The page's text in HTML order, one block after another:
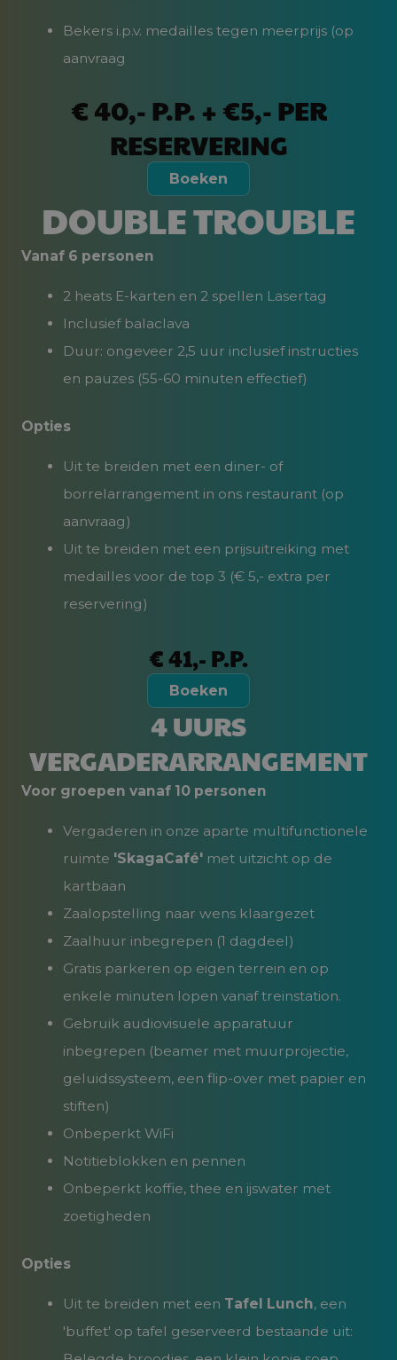
Bekers i.p.v. medailles tegen meerprijs (op
aanvraag
€ 40,- P.P. + €5,- PER
RESERVERING
Boeken
DOUBLE TROUBLE
Vanaf 6 personen
2 heats E-karten en 2 spellen Lasertag
Inclusief balaclava
Duur: ongeveer 2,5 uur inclusief instructies
en pauzes (55-60 minuten effectief)
Opties
Uit te breiden met een diner- of
borrelarrangement in ons restaurant (op
aanvraag)
Uit te breiden met een prijsuitreiking met
medailles voor de top 3 (€ 5,- extra per
reservering)
€ 41,- P.P.
Boeken
4 UURS
VERGADERARRANGEMENT
Voor groepen vanaf 10 personen
Vergaderen in onze aparte multifunctionele
ruimte 'SkagaCafé'met uitzicht op de
kartbaan
Zaalopstelling naar wens klaargezet
Zaalhuur inbegrepen (1 dagdeel)
Gratis parkeren op eigen terrein en op
enkele minuten lopen vanaf treinstation.
Gebruik audiovisuele apparatuur
inbegrepen (beamer met muurprojectie,
geluidssysteem, een flip-over met papier en
stiften)
Onbeperkt WiFi
Notitieblokken en pennen
Onbeperkt koffie, thee en ijswater met
zoetigheden
Opties
Uit te breiden met een Tafel Lunch, een
'buffet' op tafel geserveerd bestaande uit: